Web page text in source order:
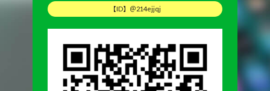
【ID】＠214ejjqj